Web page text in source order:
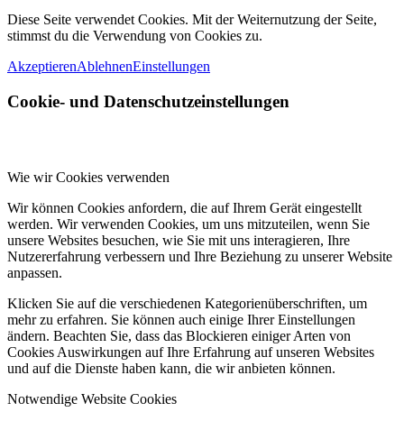
Diese Seite verwendet Cookies. Mit der Weiternutzung der Seite,
stimmst du die Verwendung von Cookies zu.
AkzeptierenAblehnenEinstellungen
Cookie- und Datenschutzeinstellungen
Wie wir Cookies verwenden
Wir können Cookies anfordern, die auf Ihrem Gerät eingestellt
werden. Wir verwenden Cookies, um uns mitzuteilen, wenn Sie
unsere Websites besuchen, wie Sie mit uns interagieren, Ihre
Nutzererfahrung verbessern und Ihre Beziehung zu unserer Website
anpassen.
Klicken Sie auf die verschiedenen Kategorienüberschriften, um
mehr zu erfahren. Sie können auch einige Ihrer Einstellungen
ändern. Beachten Sie, dass das Blockieren einiger Arten von
Cookies Auswirkungen auf Ihre Erfahrung auf unseren Websites
und auf die Dienste haben kann, die wir anbieten können.
Notwendige Website Cookies